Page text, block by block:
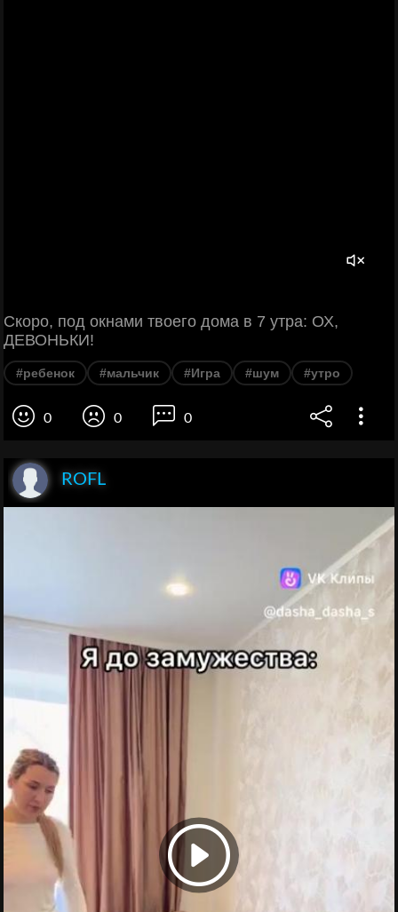
Скоро, под окнами твоего дома в 7 утра: ОХ,
ДЕВОНЬКИ!
#ребенок #мальчик #Игра #шум #утро
0 0 0
ROFL